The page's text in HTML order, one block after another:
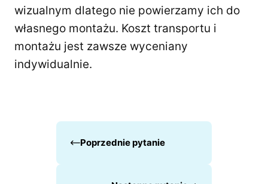
wizualnym dlatego nie powierzamy ich do
własnego montażu. Koszt transportu i
montażu jest zawsze wyceniany
indywidualnie.
Poprzednie pytanie